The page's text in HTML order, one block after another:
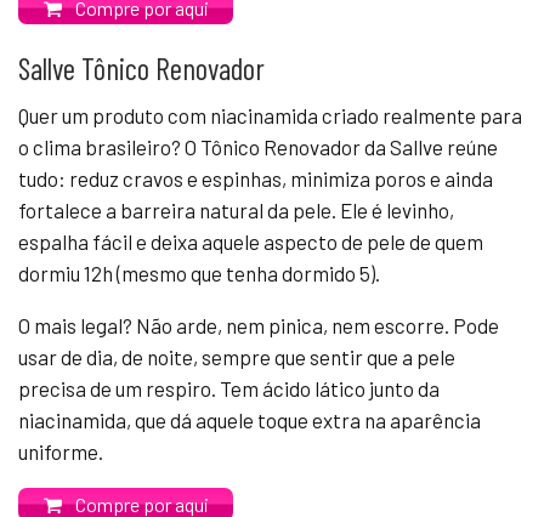
Compre por aqui
Sallve Tônico Renovador
Quer um produto com niacinamida criado realmente para
o clima brasileiro? O Tônico Renovador da Sallve reúne
tudo: reduz cravos e espinhas, minimiza poros e ainda
fortalece a barreira natural da pele. Ele é levinho,
espalha fácil e deixa aquele aspecto de pele de quem
dormiu 12h (mesmo que tenha dormido 5).
O mais legal? Não arde, nem pinica, nem escorre. Pode
usar de dia, de noite, sempre que sentir que a pele
precisa de um respiro. Tem ácido lático junto da
niacinamida, que dá aquele toque extra na aparência
uniforme.
Compre por aqui